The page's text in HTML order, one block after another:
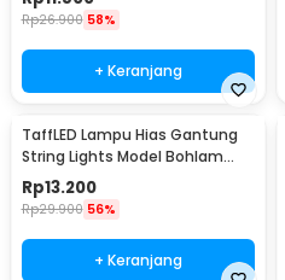
Rp26.900 58%
+ Keranjang
TaffLED Lampu Hias Gantung
String Lights Model Bohlam
Mini Waterproof 3M - ZYD0931
Rp13.200
Rp29.900 56%
+ Keranjang